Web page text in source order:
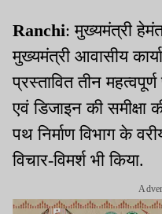
Ranchi: मुख्यमंत्री
मुख्यमंत्री आवासीय
प्रस्तावित तीन
एवं डिजाइन की
पथ निर्माण विभाग के
विचार-विमर्श भी किया.